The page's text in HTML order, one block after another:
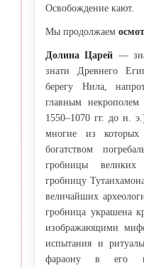
Освобождение кают.
Мы продолжаем
Долина Царей —
знати Древнего
берегу Нила,
главным
1550–1070 гг. до н.
многие из
богатством
гробницы великих
гробницу
величайших
гробница украшена
изображающими
испытания и
фараону в его